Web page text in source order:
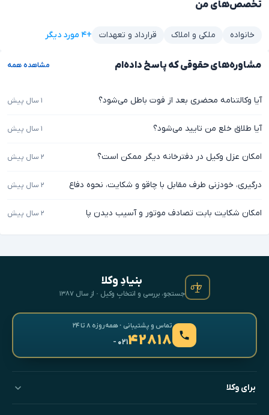
تخصص‌های من
خانواده ملکی و املاک قرارداد و تعهدات +۴ مورد دیگر
مشاوره‌های حقوقی که پاسخ داده‌ام مشاهده همه
آیا وکالتنامه محضری بعد از فوت باطل می‌شود؟ ۱ سال پیش
آیا طلاق خلع من تایید می‌شود؟ ۱ سال پیش
امکان عزل وکیل در دفترخانه دیگر ممکن است؟ ۲ سال پیش
درگیری، خودزنی طرف مقابل با چاقو و شکایت، نحوه دفاع ۲ سال پیش
امکان شکایت بابت تصادف موتور و آسیب دیدن پا ۲ سال پیش
بنیادِ وکلا
جستجو، بررسی و انتخابِ وکیل · از سال ۱۳۸۷
تماس و پشتیبانی · همه‌روزه ۸ تا ۲۴
۴۲۸۱۸- ۰۲۱
برای وکلا